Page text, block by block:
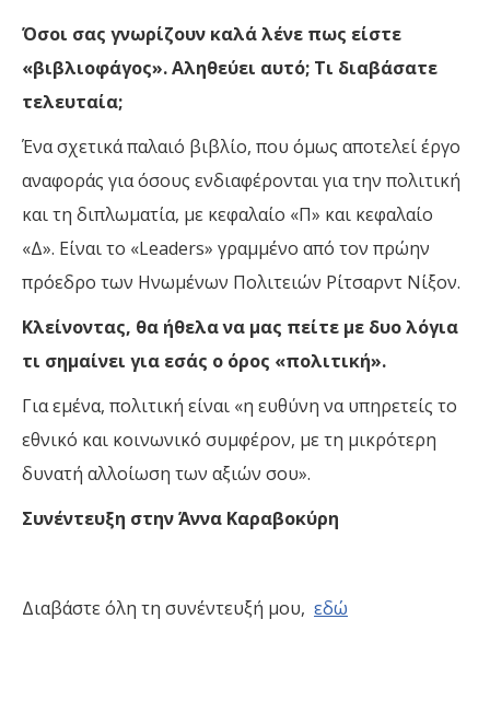
Όσοι σας γνωρίζουν καλά λένε πως είστε
«βιβλιοφάγος». Αληθεύει αυτό; Τι διαβάσατε
τελευταία;
Ένα σχετικά παλαιό βιβλίο, που όμως αποτελεί έργο
αναφοράς για όσους ενδιαφέρονται για την πολιτική
και τη διπλωματία, με κεφαλαίο «Π» και κεφαλαίο
«Δ». Είναι το «Leaders» γραμμένο από τον πρώην
πρόεδρο των Ηνωμένων Πολιτειών Ρίτσαρντ Νίξον.
Κλείνοντας, θα ήθελα να μας πείτε με δυο λόγια
τι σημαίνει για εσάς ο όρος «πολιτική».
Για εμένα, πολιτική είναι «η ευθύνη να υπηρετείς το
εθνικό και κοινωνικό συμφέρον, με τη μικρότερη
δυνατή αλλοίωση των αξιών σου».
Συνέντευξη στην Άννα Καραβοκύρη
Διαβάστε όλη τη συνέντευξή μου, εδώ